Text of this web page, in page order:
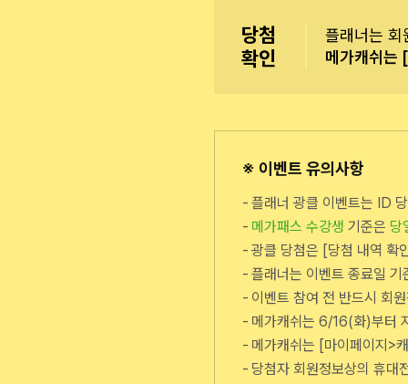
당첨
확인
플래너는 회
메가캐쉬는
※ 이벤트 유의사항
플래너 광클 이벤트는 ID
메가패스 수강생 기준은 당
광클 당첨은 [당첨 내역 확
플래너는 이벤트 종료일
이벤트 참여 전 반드시 회
메가캐쉬는 6/16(화)부터
메가캐쉬는 [마이페이지>
당첨자 회원정보상의 휴대